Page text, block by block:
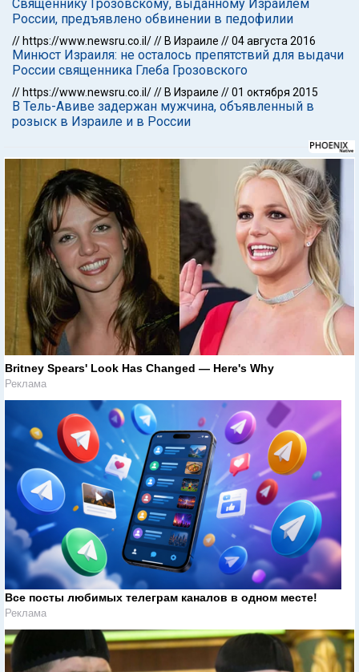
Священнику Грозовскому, выданному Израилем
России, предъявлено обвинении в педофилии
// https://www.newsru.co.il/// В Израиле //04 августа 2016
Минюст Израиля: не осталось препятствий для выдачи
России священника Глеба Грозовского
// https://www.newsru.co.il/// В Израиле //01 октября 2015
В Тель-Авиве задержан мужчина, объявленный в
розыск в Израиле и в России
Britney Spears' Look Has Changed — Here's Why
Реклама
Все посты любимых телеграм каналов в одном месте!
Реклама